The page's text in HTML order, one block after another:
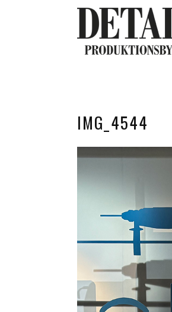
IMG_4544